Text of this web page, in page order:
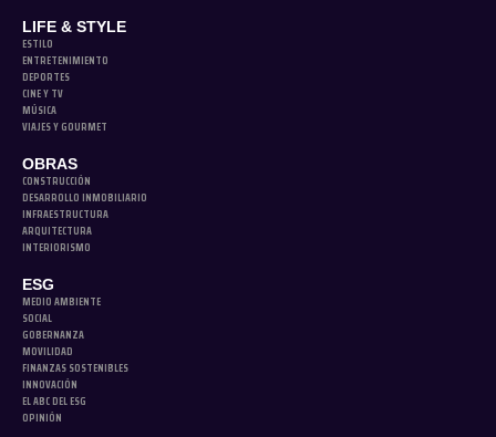
LIFE & STYLE
ESTILO
ENTRETENIMIENTO
DEPORTES
CINE Y TV
MÚSICA
VIAJES Y GOURMET
OBRAS
CONSTRUCCIÓN
DESARROLLO INMOBILIARIO
INFRAESTRUCTURA
ARQUITECTURA
INTERIORISMO
ESG
MEDIO AMBIENTE
SOCIAL
GOBERNANZA
MOVILIDAD
FINANZAS SOSTENIBLES
INNOVACIÓN
EL ABC DEL ESG
OPINIÓN